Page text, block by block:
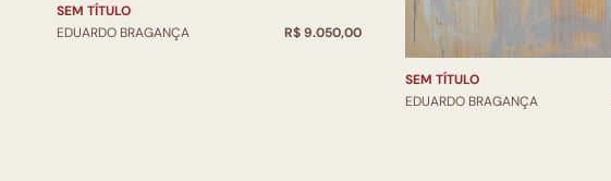
SEM TÍTULO
EDUARDO BRAGANÇA
R$ 9.050,00
SEM TÍTULO
EDUARDO BRAGANÇA